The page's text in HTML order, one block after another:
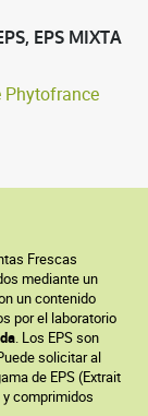
EPS MIXTA
Phytofrance
Frescas
mediante un
un contenido
por el laboratorio
. Los EPS son
solicitar al
de EPS (Extrait
comprimidos